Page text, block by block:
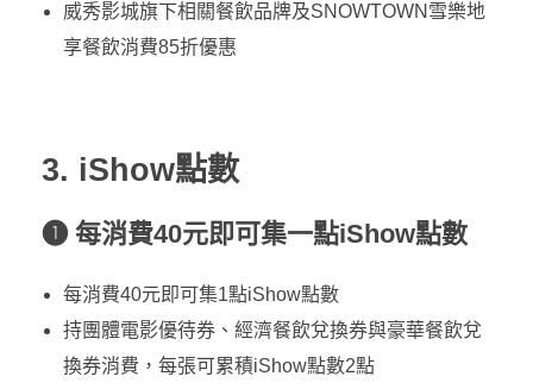
威秀影城旗下相關餐飲品牌及SNOWTOWN雪樂地
享餐飲消費85折優惠
3. iShow點數
❶ 每消費40元即可集一點iShow點數
每消費40元即可集1點iShow點數
持團體電影優待券、經濟餐飲兌換券與豪華餐飲兌
換券消費，每張可累積iShow點數2點